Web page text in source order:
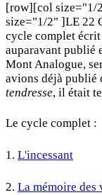
[row][col size="1/
size="1/2" ]LE 22
cycle complet écrit
auparavant publié
Mont Analogue,
avions déjà publié
tendresse, il était
Le cycle complet :
1. L'incessant
2. La mémoire des